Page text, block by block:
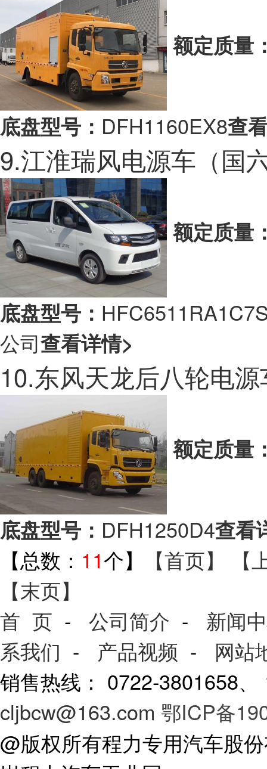
额定质量
底盘型号： DFH1160EX8查
9.江淮瑞风电源车（国
额定质量
底盘型号：
公司查看详情>
10.东风天龙后八轮电
额定质量
底盘型号： DFH1250D4查看
【总数： 11个】 【首页】
【末页】
首 页 - 公司简介 - 新闻
系我们 - 产品视频 - 网站
销售热线： 0722-3801658
cljbcw@163.com 鄂ICP备
@版权所有程力专用汽车股